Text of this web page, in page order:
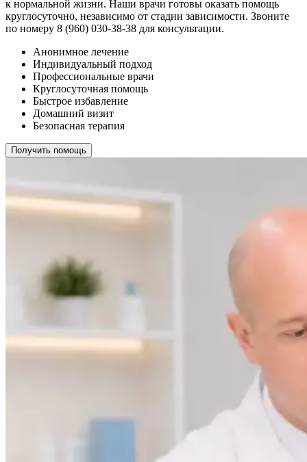
к нормальной жизни. Наши врачи готовы оказать помощь
круглосуточно, независимо от стадии зависимости. Звоните
по номеру 8 (960) 030-38-38 для консультации.
Анонимное лечение
Индивидуальный подход
Профессиональные врачи
Круглосуточная помощь
Быстрое избавление
Домашний визит
Безопасная терапия
Получить помощь